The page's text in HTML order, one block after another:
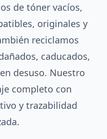
de tóner vacíos,
originales y
reciclamos
caducados,
desuso. Nuestro
completo con
y trazabilidad